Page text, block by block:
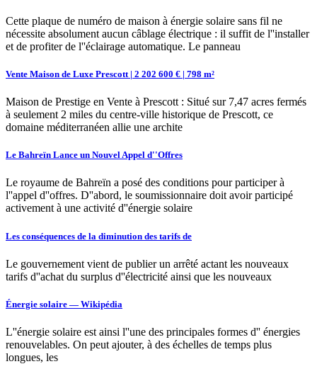
Cette plaque de numéro de maison à énergie solaire sans fil ne
nécessite absolument aucun câblage électrique : il suffit de l''installer
et de profiter de l''éclairage automatique. Le panneau
Vente Maison de Luxe Prescott | 2 202 600 € | 798 m²
Maison de Prestige en Vente à Prescott : Situé sur 7,47 acres fermés
à seulement 2 miles du centre-ville historique de Prescott, ce
domaine méditerranéen allie une archite
Le Bahreïn Lance un Nouvel Appel d''Offres
Le royaume de Bahreïn a posé des conditions pour participer à
l''appel d''offres. D''abord, le soumissionnaire doit avoir participé
activement à une activité d''énergie solaire
Les conséquences de la diminution des tarifs de
Le gouvernement vient de publier un arrêté actant les nouveaux
tarifs d''achat du surplus d''électricité ainsi que les nouveaux
Énergie solaire — Wikipédia
L''énergie solaire est ainsi l''une des principales formes d'' énergies
renouvelables. On peut ajouter, à des échelles de temps plus
longues, les